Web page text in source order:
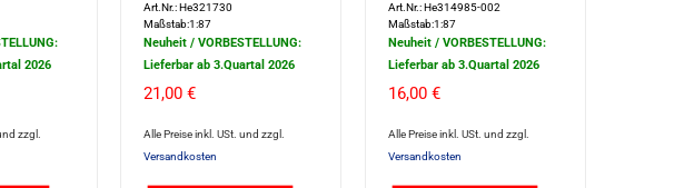
2026
zzgl.
Art.Nr.: He321730
Maßstab:1:87
Neuheit / VORBESTELLUNG:
Lieferbar ab 3.Quartal 2026
21,00 €
Alle Preise inkl. USt. und zzgl.
Versandkosten
Art.Nr.: He314985-002
Maßstab:1:87
Neuheit / VORBESTELLUNG:
Lieferbar ab 3.Quartal 2026
16,00 €
Alle Preise inkl. USt. und zzgl.
Versandkosten